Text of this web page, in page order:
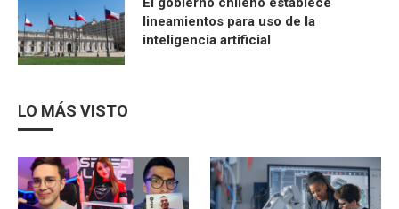
lineamientos para uso de la
inteligencia artificial
LO MÁS VISTO